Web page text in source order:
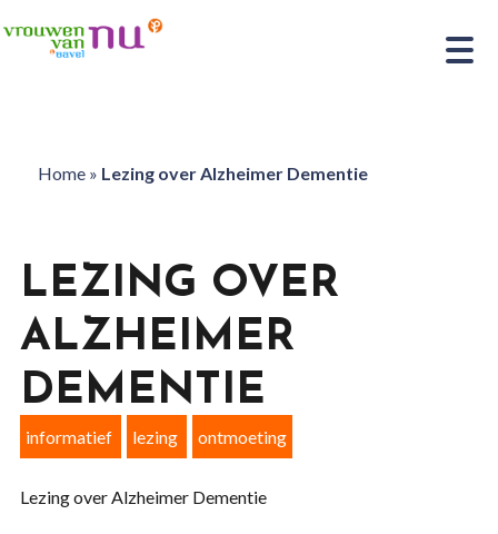
Home» Lezing over Alzheimer Dementie
LEZING OVER
ALZHEIMER
DEMENTIE
informatief lezing ontmoeting
Lezing over Alzheimer Dementie